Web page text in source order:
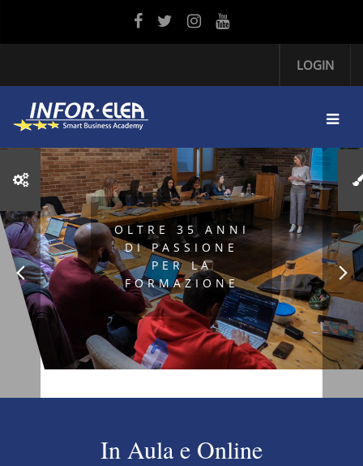
LOGIN
OLTRE 35 ANNI
DI PASSIONE
PER LA
FORMAZIONE
In Aula e Online